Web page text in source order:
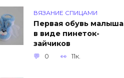
ВЯЗАНИЕ СПИЦАМИ
Первая обувь малыша
в виде пинеток-
зайчиков
0 11к.